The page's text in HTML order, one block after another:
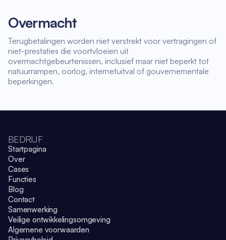
Overmacht
Terugbetalingen worden niet verstrekt voor vertragingen of
niet-prestaties die voortvloeien uit
overmachtgebeurtenissen, inclusief maar niet beperkt tot
natuurrampen, oorlog, internetuitval of gouvernementale
beperkingen.
BEDRIJF
Startpagina
Over
Cases
Functies
Blog
Contact
Samenwerking
Veilige ontwikkelingsomgeving
Algemene voorwaarden